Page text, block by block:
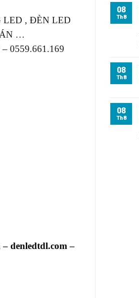
LED , ĐÈN LED
ÁN …
0559.661.169
– denledtdl.com –
08
Th8
08
Th8
08
Th8